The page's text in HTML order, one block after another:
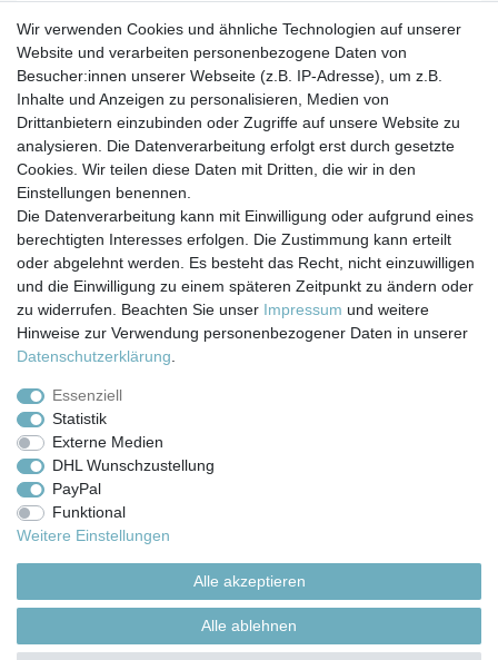
3,99 € *
In den Warenkorb
*inkl. ges. MwSt.zzgl. Versandkosten
Impressum Daten­schutz­erklärung AGB
Barrierefreiheitserklärung Widerrufs­recht
Versand- & Zahlungsbedingungen
Wir verwenden Cookies und ähnliche Technologien auf unserer
Website und verarbeiten personenbezogene Daten von
Besucher:innen unserer Webseite (z.B. IP-Adresse), um z.B.
Inhalte und Anzeigen zu personalisieren, Medien von
Drittanbietern einzubinden oder Zugriffe auf unsere Website zu
analysieren. Die Datenverarbeitung erfolgt erst durch gesetzte
Cookies. Wir teilen diese Daten mit Dritten, die wir in den
Einstellungen benennen.
Die Datenverarbeitung kann mit Einwilligung oder aufgrund eines
berechtigten Interesses erfolgen. Die Zustimmung kann erteilt
oder abgelehnt werden. Es besteht das Recht, nicht einzuwilligen
und die Einwilligung zu einem späteren Zeitpunkt zu ändern oder
zu widerrufen. Beachten Sie unser Impressum und weitere
Hinweise zur Verwendung personenbezogener Daten in unserer
Daten­schutz­erklärung
Essenziell
Statistik
Externe Medien
DHL Wunschzustellung
PayPal
Funktional
Weitere Einstellungen
Alle akzeptieren
Alle ablehnen